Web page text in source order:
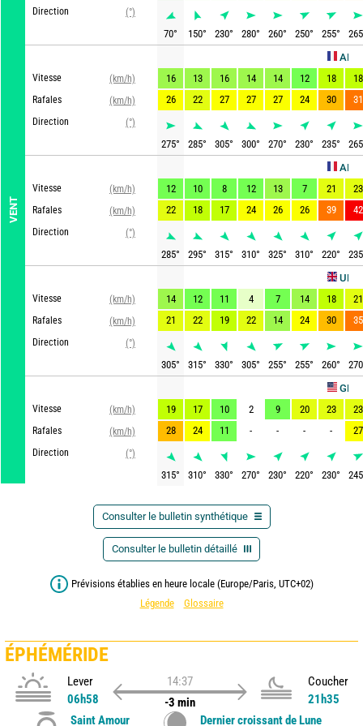
VENT
Direction
(°)
AROME HD
Vitesse
(km/h)
Rafales
(km/h)
Direction
(°)
ARPEGE
Vitesse
(km/h)
Rafales
(km/h)
Direction
(°)
UKMO
Vitesse
(km/h)
Rafales
(km/h)
Direction
(°)
Vitesse
(km/h)
Rafales
(km/h)
Direction
(°)
70° 150° 230° 280° 260° 250° 255° 265
16 13 16 14 14 12 18
18
26
22 27 27 27 24 30 31
275° 285° 305° 300° 270° 230° 235° 265
12 10 8 12 13 7 21
23
22
18 17 24 26 26 39 42
285° 295° 315° 310° 325° 310° 220° 235
14 12 11 4 7 14 18
21
21
22 19 22 14 24 30 35
305° 315° 330° 305° 255° 255° 260° 270
19 17 10 2 9 20 23
23
28
24 11 - - - - 27
315° 310° 330° 270° 230° 220° 230° 245
Consulter le bulletin synthétique
Consulter le bulletin détaillé
Prévisions établies en heure locale (Europe/Paris, UTC+02)
Légende
Glossaire
ÉPHÉMÉRIDE
Lever
06h58
14:37
-3 min
Coucher
21h35
Saint Amour
Dernier croissant de Lune